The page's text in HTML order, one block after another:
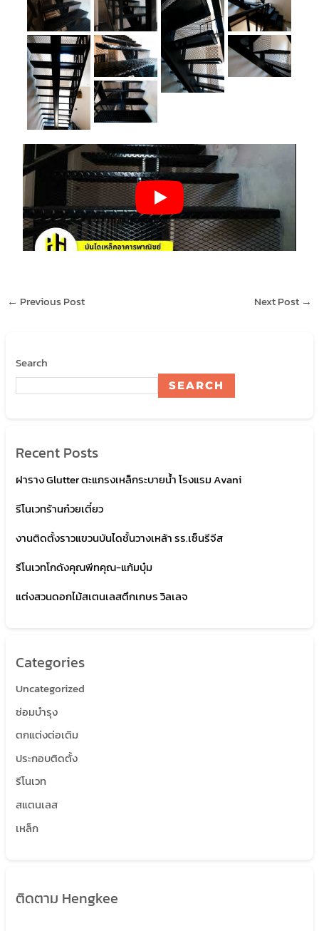
← Previous Post Next Post →
Search
SEARCH
Recent Posts
ฝาราง Glutter ตะแกรงเหล็กระบายน้ำ โรงแรม Avani
รีโนเวทร้านก๋วยเตี๋ยว
งานติดตั้งราวแขวนบันไดชั้นวางเหล้า รร.เซ็นรีจีส
รีโนเวทโกดังคุณพีทคุณ-แก้มบุ๋ม
แต่งสวนดอกไม้สเตนเลสตึกเกษร วิลเลจ
Categories
Uncategorized
ซ่อมบำรุง
ตกแต่งต่อเติม
ประกอบติดตั้ง
รีโนเวท
สแตนเลส
เหล็ก
ติดตาม Hengkee